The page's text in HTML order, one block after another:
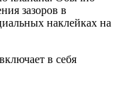
зазоров в
наклейках на
в себя